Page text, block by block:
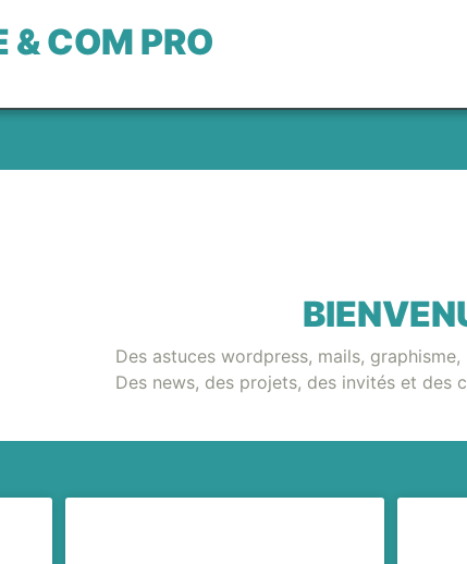
& COM PRO
Des astuces wordpress, mails,
Des news, des projets, des invités et des